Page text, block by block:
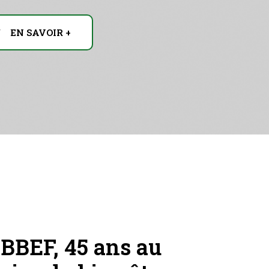
EN SAVOIR +
45 ans au